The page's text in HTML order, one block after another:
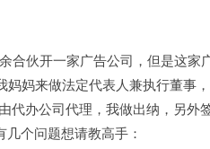
合伙开一家广告公司，但是这家
妈来做法定代表人兼执行董事
代办公司代理，我做出纳，另外
个问题想请教高手：